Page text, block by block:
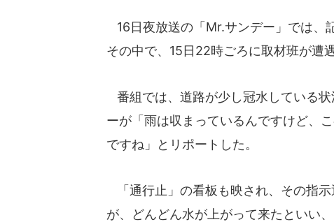
16日夜放送の「Mr.サンデー」では、
その中で、15日22時ごろに取材班が遭
番組では、道路が少し冠水している
ーが「雨は収まっているんですけど、
ですね」とリポートした。
「通行止」の看板も映され、その指
が、どんどん水が上がって来たといい